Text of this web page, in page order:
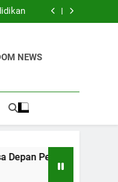
NEWS
Peserta Didik